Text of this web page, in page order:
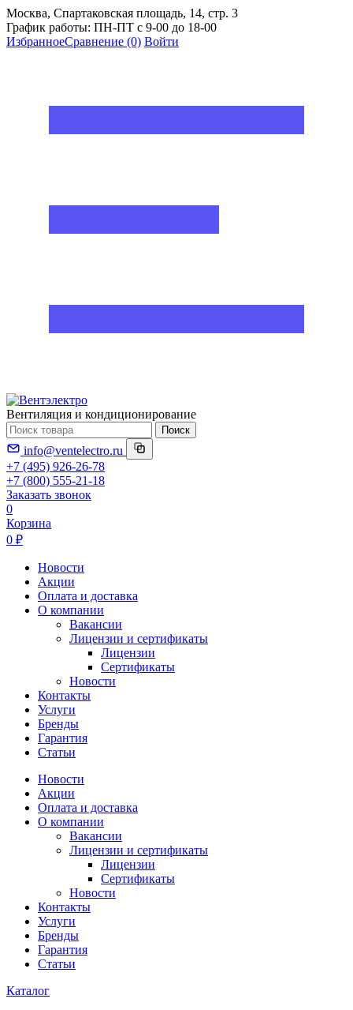
Москва, Спартаковская площадь, 14, стр. 3
График работы: ПН-ПТ с 9-00 до 18-00
ИзбранноеСравнение (0) Войти
Вентиляция и кондиционирование
Поиск
info@ventelectro.ru
+7 (495) 926-26-78
+7 (800) 555-21-18
Заказать звонок
0
Корзина
0 ₽
Новости
Акции
Оплата и доставка
О компании
Вакансии
Лицензии и сертификаты
Лицензии
Сертификаты
Новости
Контакты
Услуги
Бренды
Гарантия
Статьи
Новости
Акции
Оплата и доставка
О компании
Вакансии
Лицензии и сертификаты
Лицензии
Сертификаты
Новости
Контакты
Услуги
Бренды
Гарантия
Статьи
Каталог